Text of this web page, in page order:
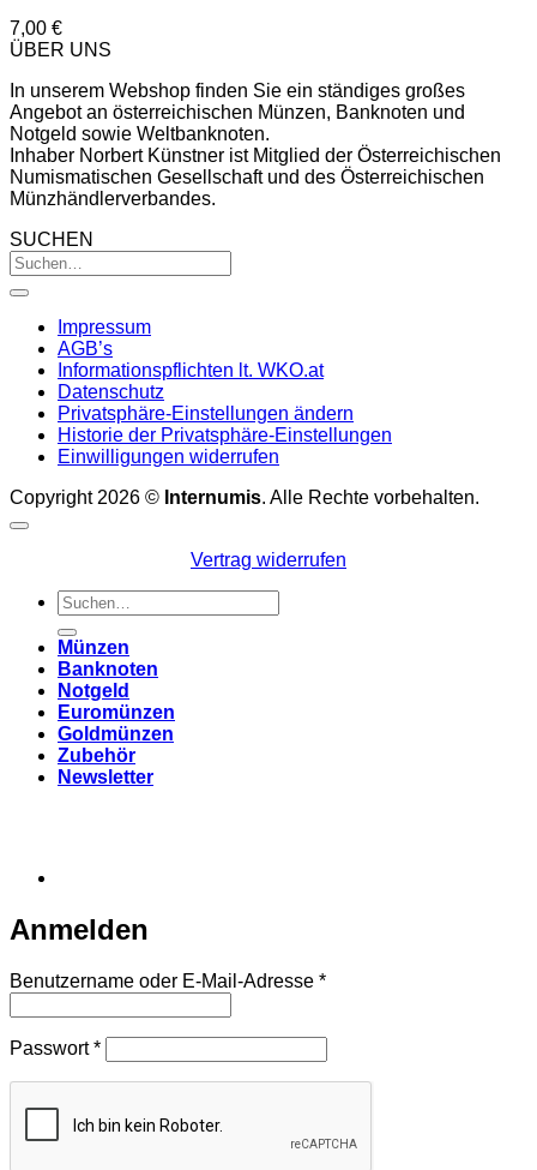
7,00 €
ÜBER UNS
In unserem Webshop finden Sie ein ständiges großes
Angebot an österreichischen Münzen, Banknoten und
Notgeld sowie Weltbanknoten.
Inhaber Norbert Künstner ist Mitglied der Österreichischen
Numismatischen Gesellschaft und des Österreichischen
Münzhändlerverbandes.
SUCHEN
Impressum
AGB’s
Informationspflichten lt. WKO.at
Datenschutz
Privatsphäre-Einstellungen ändern
Historie der Privatsphäre-Einstellungen
Einwilligungen widerrufen
Copyright 2026 © Internumis. Alle Rechte vorbehalten.
Vertrag widerrufen
Suchen
nach:
Münzen
Banknoten
Notgeld
Euromünzen
Goldmünzen
Zubehör
Newsletter
Anmelden
Benutzername oder E-Mail-Adresse *Erforderlich
Passwort*Erforderlich